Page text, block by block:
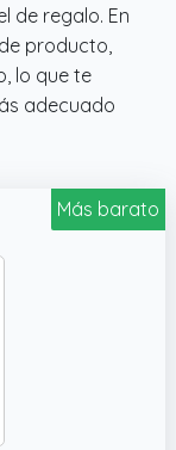
de regalo. En
producto,
lo que te
adecuado
Más barato